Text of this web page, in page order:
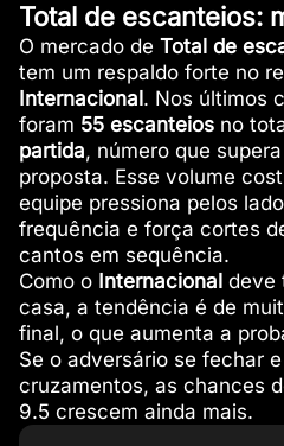
Total de escanteios:
O mercado de Total de
tem um respaldo forte no
Internacional . Nos últimos
foram 55 escanteiosno
partida, número que
proposta. Esse volume
equipe pressiona pelos
frequência e força cortes
cantos em sequência.
Como o Internacional deve
casa, a tendência é de
final, o que aumenta a
Se o adversário se fechar
cruzamentos, as chances
9.5 crescem ainda mais.